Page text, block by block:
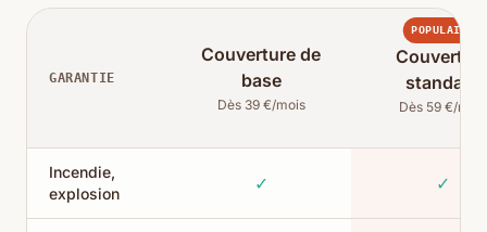
GARANTIE
Couverture de
base
Dès 39 €/mois
POPULAIRE
standard
Dès 59 €/mois
Incendie,
explosion
✓ ✓